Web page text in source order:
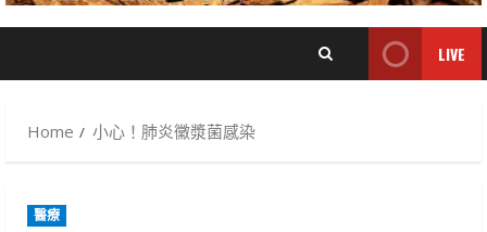
LIVE
Home 小心！肺炎黴漿菌感染
醫療